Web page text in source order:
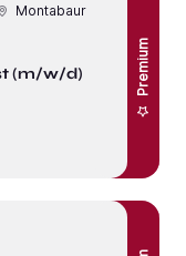
Montabaur
(m/w/d)
Premium